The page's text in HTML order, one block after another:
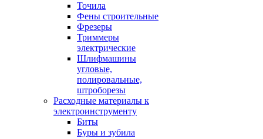
Точила
Фены строительные
Фрезеры
Триммеры
электрические
Шлифмашины
угловые,
полировальные,
штроборезы
Расходные материалы к
электроинструменту
Биты
Буры и зубила